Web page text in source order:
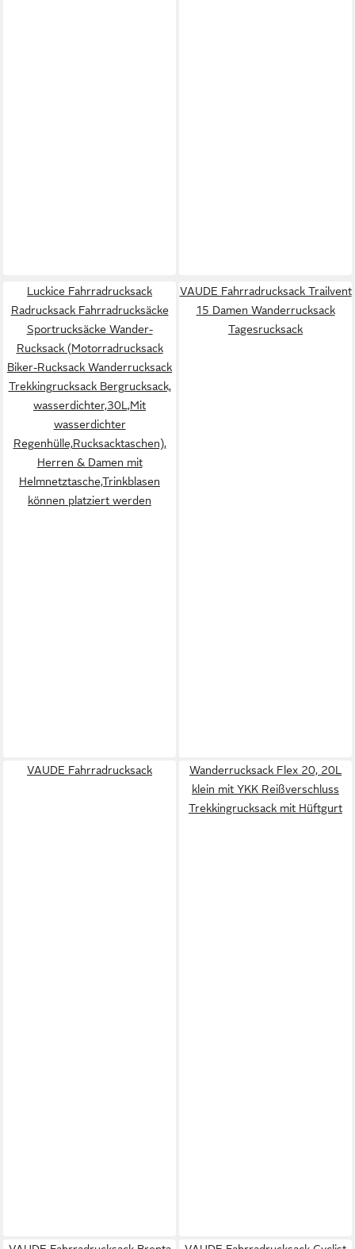
Luckice Fahrradrucksack
Radrucksack Fahrradrucksäcke
Sportrucksäcke Wander-
Rucksack (Motorradrucksack
Biker-Rucksack Wanderrucksack
Trekkingrucksack Bergrucksack,
wasserdichter,30L,Mit
wasserdichter
Regenhülle,Rucksacktaschen),
Herren & Damen mit
Helmnetztasche,Trinkblasen
können platziert werden
VAUDE Fahrradrucksack Trailvent
15 Damen Wanderrucksack
Tagesrucksack
VAUDE Fahrradrucksack
Wanderrucksack Flex 20, 20L
klein mit YKK Reißverschluss
Trekkingrucksack mit Hüftgurt